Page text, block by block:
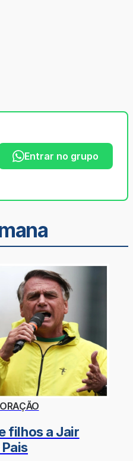
Entrar no grupo
filhos a Jair